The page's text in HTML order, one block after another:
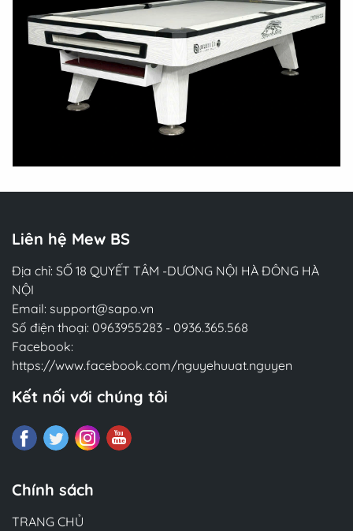
Liên hệ Mew BS
Địa chỉ: SỐ 18 QUYẾT TÂM -DƯƠNG NỘI HÀ ĐÔNG HÀ
NỘI
Email: support@sapo.vn
Số điện thoại: 0963955283 - 0936.365.568
Facebook:
https://www.facebook.com/nguyehuuat.nguyen
Kết nối với chúng tôi
Chính sách
TRANG CHỦ